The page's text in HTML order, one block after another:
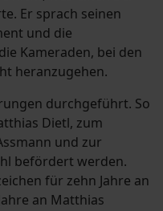
Er sprach seinen
und die
Kameraden, bei den
heranzugehen.
durchgeführt. So
Dietl, zum
und zur
befördert werden.
für zehn Jahre an
an Matthias